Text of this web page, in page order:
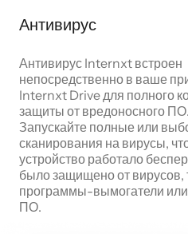
Антивирус
Антивирус Internxt встроен
непосредственно в ваше
Internxt Drive для полного
защиты от вредоносного ПО.
Запускайте полные или
сканирования на вирусы,
устройство работало
было защищено от вирусов,
программы-вымогатели
ПО.